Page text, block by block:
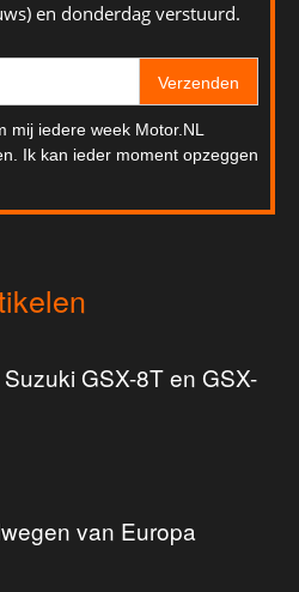
en donderdag verstuurd.
Verzenden
mij iedere week Motor.NL
Ik kan ieder moment opzeggen
GSX-8T en GSX-
van Europa